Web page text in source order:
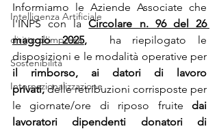
Intelligenza Artificiale
diritto d'impresa
Sostenibilità
Internazionalizzazione
Informiamo le Aziende Associate che
l'INPS con la Circolare n. 96 del 26
maggio 2025, ha riepilogato le
il rimborso, ai datori di lavoro
privati, delle retribuzioni corrisposte per
le giornate/ore di riposo fruite dai
lavoratori dipendenti donatori di